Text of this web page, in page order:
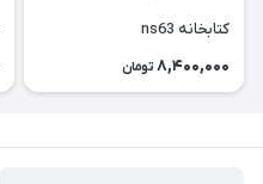
کتابخانه ns63
8,400,000 تومان